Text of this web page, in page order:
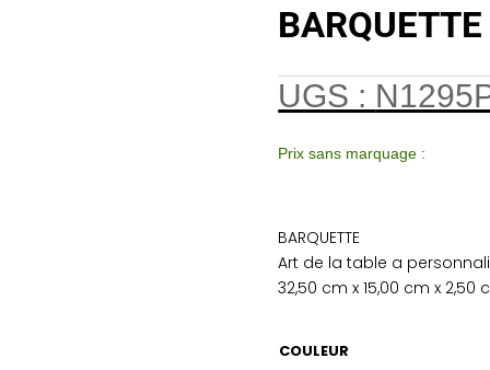
BARQUETTE
UGS :
Prix sans marquage :
BARQUETTE
Art de la table a
32,50 cm x 15,00 cm x 2,50
COULEUR